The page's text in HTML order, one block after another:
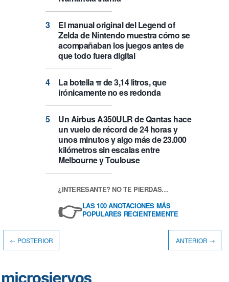
El manual original del Legend of
Zelda de Nintendo muestra cómo se
acompañaban los juegos antes de
que todo fuera digital
La botella π de 3,14 litros, que
irónicamente no es redonda
Un Airbus A350ULR de Qantas hace
un vuelo de récord de 24 horas y
unos minutos y algo más de 23.000
kilómetros sin escalas entre
Melbourne y Toulouse
¿INTERESANTE? NO TE PIERDAS…
👉LAS 100 ANOTACIONES MÁS
POPULARES RECIENTEMENTE
← POSTERIOR ANTERIOR →